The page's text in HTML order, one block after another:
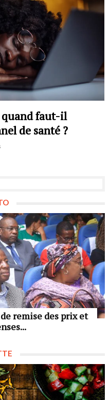
faut-il
de santé ?
remise des prix et